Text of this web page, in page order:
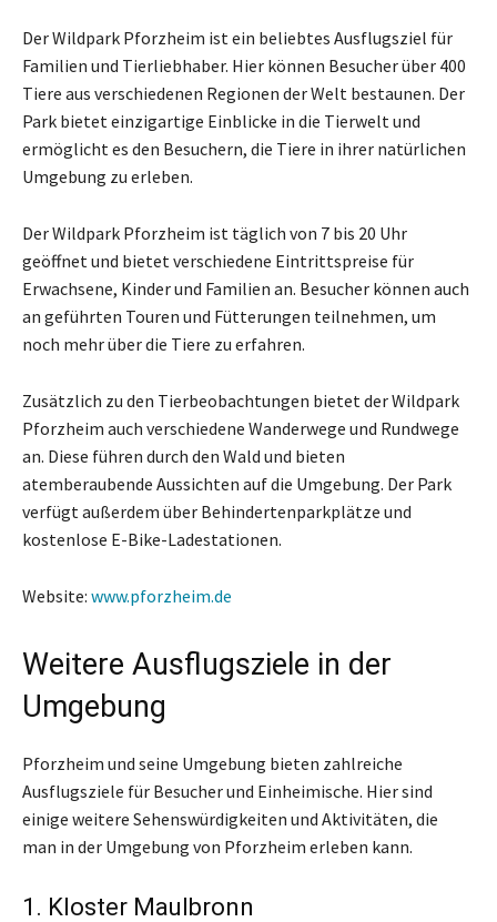
Der Wildpark Pforzheim ist ein beliebtes Ausflugsziel für
Familien und Tierliebhaber. Hier können Besucher über 400
Tiere aus verschiedenen Regionen der Welt bestaunen. Der
Park bietet einzigartige Einblicke in die Tierwelt und
ermöglicht es den Besuchern, die Tiere in ihrer natürlichen
Umgebung zu erleben.
Der Wildpark Pforzheim ist täglich von 7 bis 20 Uhr
geöffnet und bietet verschiedene Eintrittspreise für
Erwachsene, Kinder und Familien an. Besucher können auch
an geführten Touren und Fütterungen teilnehmen, um
noch mehr über die Tiere zu erfahren.
Zusätzlich zu den Tierbeobachtungen bietet der Wildpark
Pforzheim auch verschiedene Wanderwege und Rundwege
an. Diese führen durch den Wald und bieten
atemberaubende Aussichten auf die Umgebung. Der Park
verfügt außerdem über Behindertenparkplätze und
kostenlose E-Bike-Ladestationen.
Website: www.pforzheim.de
Weitere Ausflugsziele in der
Umgebung
Pforzheim und seine Umgebung bieten zahlreiche
Ausflugsziele für Besucher und Einheimische. Hier sind
einige weitere Sehenswürdigkeiten und Aktivitäten, die
man in der Umgebung von Pforzheim erleben kann.
1. Kloster Maulbronn